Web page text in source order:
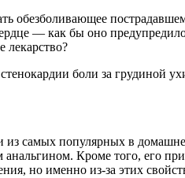
обезболивающее
— как бы оно
лекарство?
боли за
самых популярных в
Кроме того, его
но именно из-за этих